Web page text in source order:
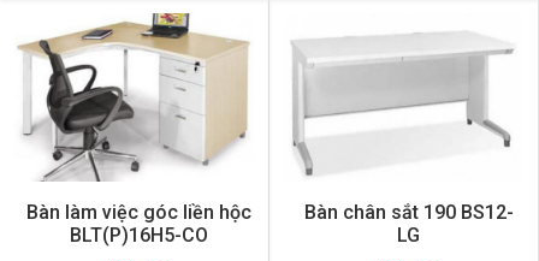
Bàn làm việc góc liền hộc
BLT(P)16H5-CO
Bàn chân sắt 190 BS12-
LG